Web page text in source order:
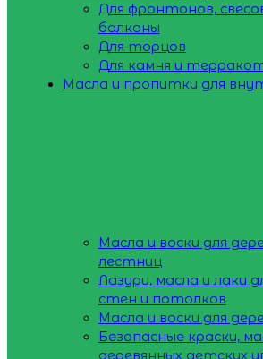
Для фронтонов,
балконы
Для торцов
Для камня и
Масла и пропитки для
Масла и воски для
лестниц
Лазури, масла и лаки
стен и потолков
Масла и воски для
Безопасные краски,